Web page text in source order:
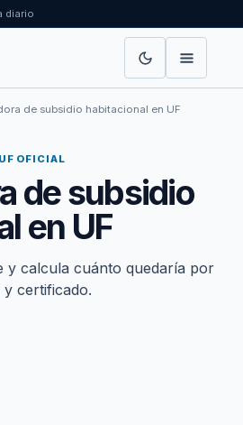
diario
de subsidio habitacional en UF
OFICIAL
de subsidio
en UF
y calcula cuánto quedaría por
certificado.